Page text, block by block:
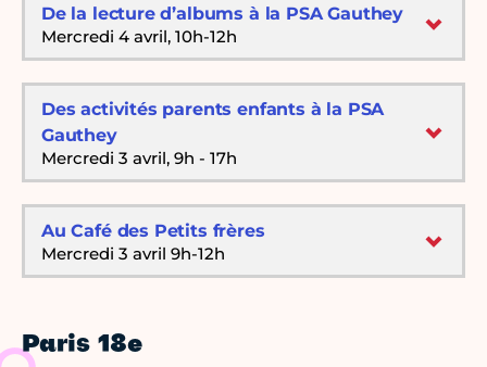
De la lecture d’albums à la PSA Gauthey
Mercredi 4 avril, 10h-12h
Des activités parents enfants à la PSA
Gauthey
Mercredi 3 avril, 9h - 17h
Au Café des Petits frères
Mercredi 3 avril 9h-12h
Paris 18e